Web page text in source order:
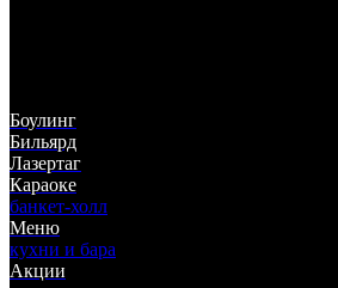
Боулинг
Бильярд
Лазертаг
Караоке
банкет-холл
Меню
кухни и бара
Акции